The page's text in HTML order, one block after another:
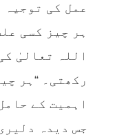
عمل کی توجیہ
ہر چیز کسی
اللہ تعالیٰ
رکھتی۔ “ہر
اہمیت کے
جس دیدہ